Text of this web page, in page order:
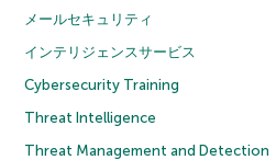
メールセキュリティ
インテリジェンスサービス
Cybersecurity Training
Threat Intelligence
Threat Management and Detection